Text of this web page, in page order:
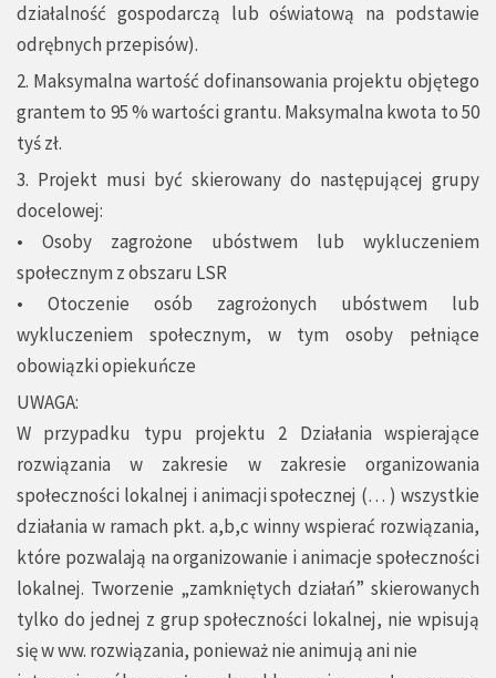
działalność gospodarczą lub oświatową na podstawie
odrębnych przepisów).
2. Maksymalna wartość dofinansowania projektu objętego
grantem to 95 % wartości grantu. Maksymalna kwota to 50
tyś zł.
3. Projekt musi być skierowany do następującej grupy
docelowej:
• Osoby zagrożone ubóstwem lub wykluczeniem
społecznym z obszaru LSR
• Otoczenie osób zagrożonych ubóstwem lub
wykluczeniem społecznym, w tym osoby pełniące
obowiązki opiekuńcze
UWAGA:
W przypadku typu projektu 2 Działania wspierające
rozwiązania w zakresie w zakresie organizowania
społeczności lokalnej i animacji społecznej (… ) wszystkie
działania w ramach pkt. a,b,c winny wspierać rozwiązania,
które pozwalają na organizowanie i animacje społeczności
lokalnej. Tworzenie „zamkniętych działań” skierowanych
tylko do jednej z grup społeczności lokalnej, nie wpisują
się w ww. rozwiązania, ponieważ nie animują ani nie